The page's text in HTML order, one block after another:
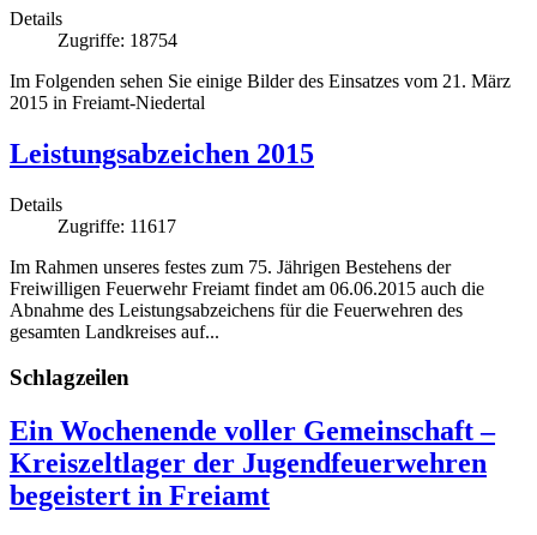
Details
Zugriffe: 18754
Im Folgenden sehen Sie einige Bilder des Einsatzes vom 21. März
2015 in Freiamt-Niedertal
Leistungsabzeichen 2015
Details
Zugriffe: 11617
Im Rahmen unseres festes zum 75. Jährigen Bestehens der
Freiwilligen Feuerwehr Freiamt findet am 06.06.2015 auch die
Abnahme des Leistungsabzeichens für die Feuerwehren des
gesamten Landkreises auf...
Schlagzeilen
Ein Wochenende voller Gemeinschaft –
Kreiszeltlager der Jugendfeuerwehren
begeistert in Freiamt